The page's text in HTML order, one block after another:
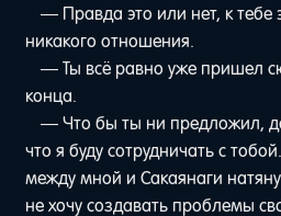
— Правда это или нет, к тебе
никакого отношения.
— Ты всё равно уже пришел
конца.
— Что бы ты ни предложил,
что я буду сотрудничать с
между мной и Сакаянаги
не хочу создавать проблемы